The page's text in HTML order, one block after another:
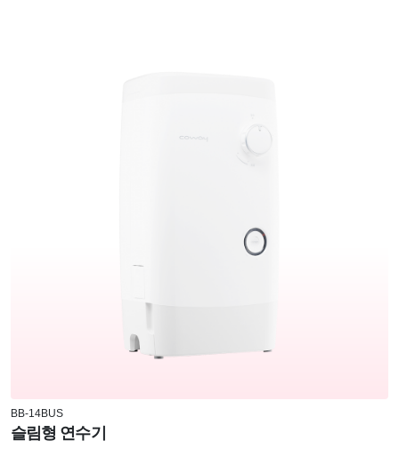
BB-14BUS
슬림형 연수기